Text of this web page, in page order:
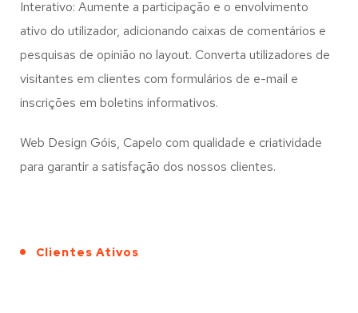
Interativo: Aumente a participação e o envolvimento
ativo do utilizador, adicionando caixas de comentários e
pesquisas de opinião no layout. Converta utilizadores de
visitantes em clientes com formulários de e-mail e
inscrições em boletins informativos.
Web Design Góis, Capelo com qualidade e criatividade
para garantir a satisfação dos nossos clientes.
Clientes Ativos